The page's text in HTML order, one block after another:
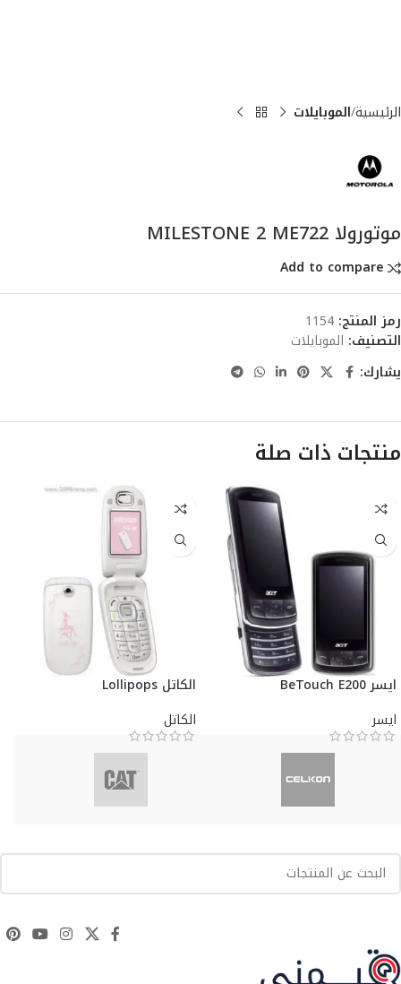
الرئيسية الموبايلات
موتورولا MILESTONE 2 ME722
Add to compare
رمز المنتج: 1154
التصنيف: الموبايلات
يشارك:
منتجات ذات صلة
ايسر BeTouch E200
ايسر
الكاتل Lollipops
الكاتل